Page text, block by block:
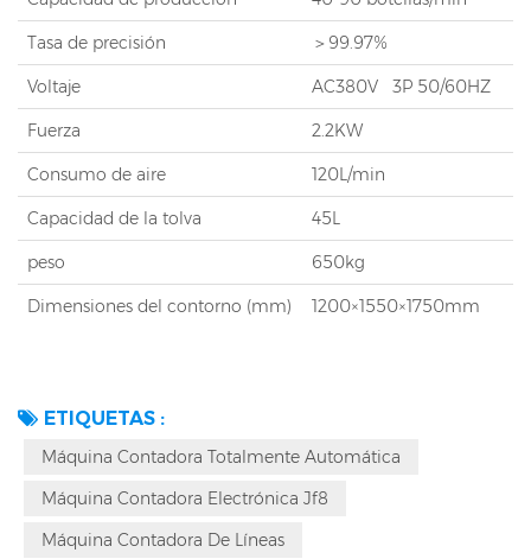
Tasa de precisión ＞99.97%
Voltaje AC380V 3P 50/60HZ
Fuerza 2.2KW
Consumo de aire 120L/min
Capacidad de la tolva 45L
peso 650kg
Dimensiones del contorno (mm) 1200×1550×1750mm
ETIQUETAS :
Máquina Contadora Totalmente Automática
Máquina Contadora Electrónica Jf8
Máquina Contadora De Líneas